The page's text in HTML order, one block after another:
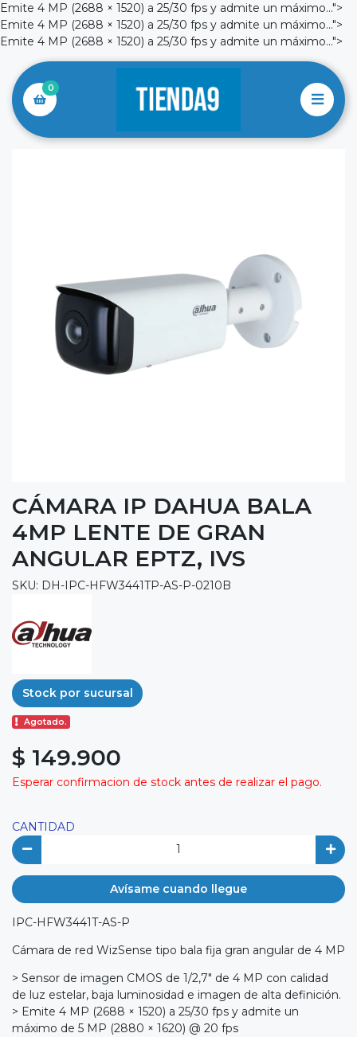
Emite 4 MP (2688 × 1520) a 25/30 fps y admite un máximo...">
Emite 4 MP (2688 × 1520) a 25/30 fps y admite un máximo...">
Emite 4 MP (2688 × 1520) a 25/30 fps y admite un máximo...">
0
CÁMARA IP DAHUA BALA
4MP LENTE DE GRAN
ANGULAR EPTZ, IVS
SKU: DH-IPC-HFW3441TP-AS-P-0210B
Stock por sucursal
Agotado.
$ 149.900
Esperar confirmacion de stock antes de realizar el pago.
CANTIDAD
Avísame cuando llegue
IPC-HFW3441T-AS-P
Cámara de red WizSense tipo bala fija gran angular de 4 MP
> Sensor de imagen CMOS de 1/2,7" de 4 MP con calidad
de luz estelar, baja luminosidad e imagen de alta definición.
> Emite 4 MP (2688 × 1520) a 25/30 fps y admite un
máximo de 5 MP (2880 × 1620) @ 20 fps